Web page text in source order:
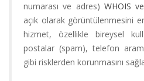
Alışveriş
Sepeti
Alan
numarası ve adres) WHOIS
açık olarak görüntülenmesini
hizmet, özellikle bireysel
postalar (spam), telefon
gibi risklerden korunmasını